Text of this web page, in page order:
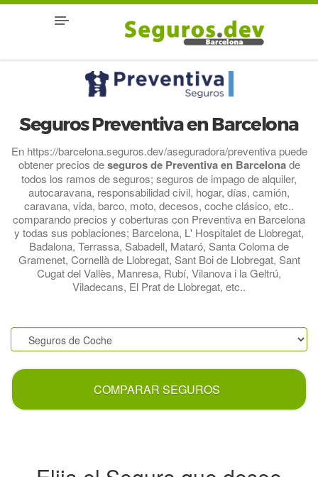
Seguros Preventiva en Barcelona
En https://barcelona.seguros.dev/aseguradora/preventiva puede
obtener precios deseguros de Preventiva en Barcelonade
todos los ramos de seguros; seguros de impago de alquiler,
autocaravana, responsabilidad civil, hogar, días, camión,
caravana, vida, barco, moto, decesos, coche clásico, etc..
comparando precios y coberturas con Preventiva en Barcelona
y todas sus poblaciones; Barcelona, L' Hospitalet de Llobregat,
Badalona, Terrassa, Sabadell, Mataró, Santa Coloma de
Gramenet, Cornellà de Llobregat, Sant Boi de Llobregat, Sant
Cugat del Vallès, Manresa, Rubí, Vilanova i la Geltrú,
Viladecans, El Prat de Llobregat, etc..
COMPARAR SEGUROS